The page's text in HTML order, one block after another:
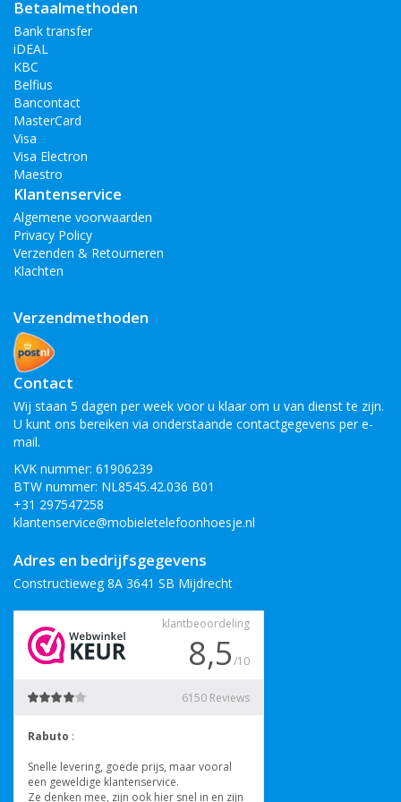
Apple iPod Touch 4G / 5G
Betaalmethoden
Bank transfer
iDEAL
KBC
Belfius
Bancontact
MasterCard
Visa
Visa Electron
Maestro
Klantenservice
Algemene voorwaarden
Privacy Policy
Verzenden & Retourneren
Klachten
Verzendmethoden
Contact
Wij staan 5 dagen per week voor u klaar om u van dienst te zijn.
U kunt ons bereiken via onderstaande contactgegevens per e-
mail.
KVK nummer: 61906239
BTW nummer: NL8545.42.036 B01
+31 297547258
klantenservice@mobieletelefoonhoesje.nl
Adres en bedrijfsgegevens
Constructieweg 8A 3641 SB Mijdrecht